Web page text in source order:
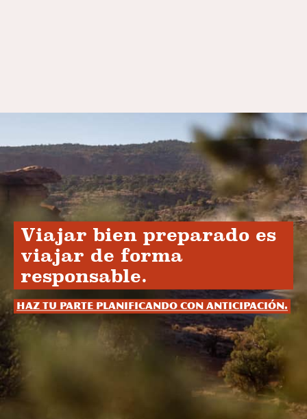
Viajar bien preparado es
viajar de forma
responsable.
Haz tu parte planificando con anticipación.